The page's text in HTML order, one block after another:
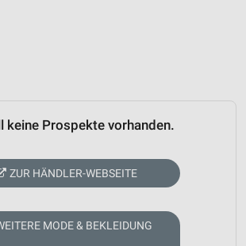
keine Prospekte vorhanden.
ZUR HÄNDLER-WEBSEITE
MODE & BEKLEIDUNG